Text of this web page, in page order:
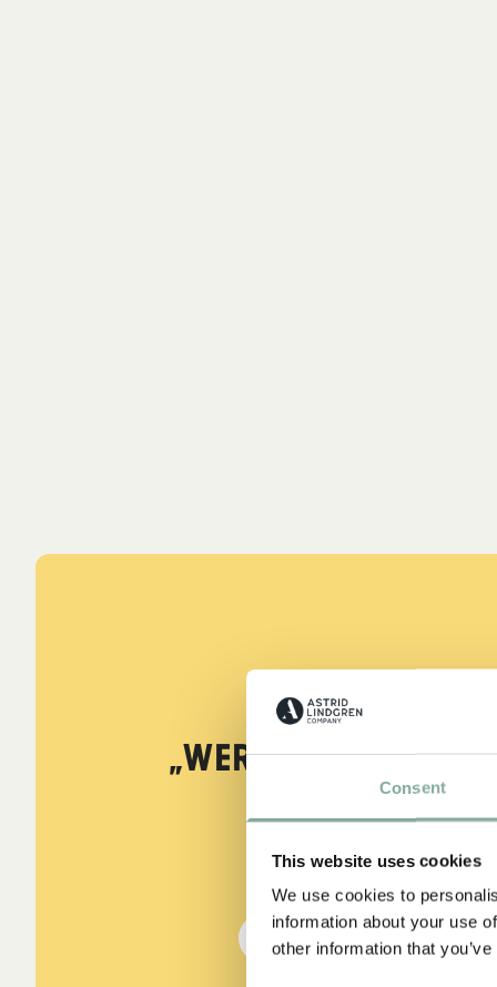
Consent
This website uses cookies
We use cookies to
information about your use
other information that
„Wer stark ist,
sein.“
aus Kennst du Pippi
DIE PIPPI-LANGSTRUMPF-